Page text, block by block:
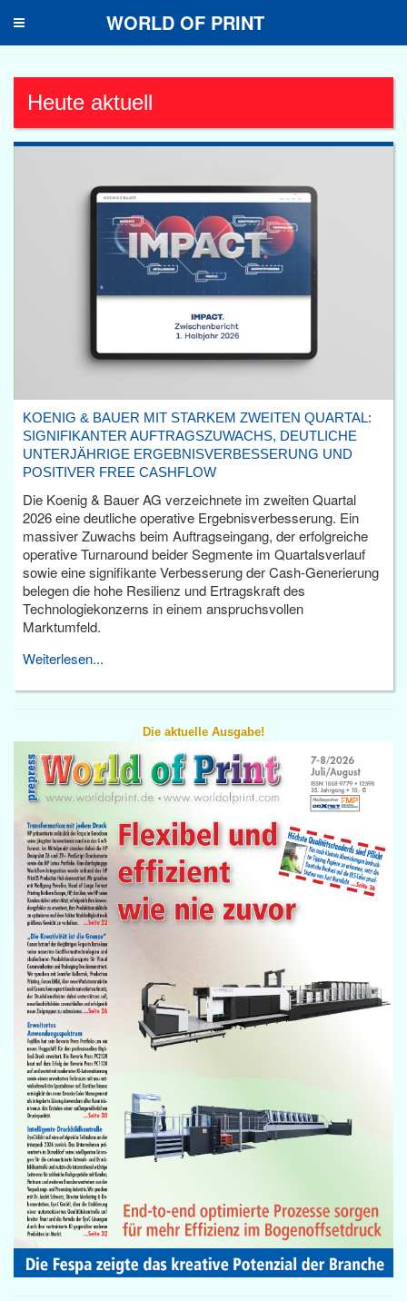
Toggle
WORLD OF PRINT
Heute aktuell
KOENIG & BAUER MIT STARKEM ZWEITEN QUARTAL:
SIGNIFIKANTER AUFTRAGSZUWACHS, DEUTLICHE
UNTERJÄHRIGE ERGEBNISVERBESSERUNG UND
POSITIVER FREE CASHFLOW
Die Koenig & Bauer AG verzeichnete im zweiten Quartal
2026 eine deutliche operative Ergebnisverbesserung. Ein
massiver Zuwachs beim Auftragseingang, der erfolgreiche
operative Turnaround beider Segmente im Quartalsverlauf
sowie eine signifikante Verbesserung der Cash-Generierung
belegen die hohe Resilienz und Ertragskraft des
Technologiekonzerns in einem anspruchsvollen
Marktumfeld.
Weiterlesen...
Die aktuelle Ausgabe!